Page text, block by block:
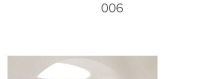
006